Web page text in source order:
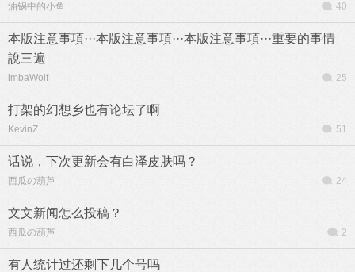
油锅中的小鱼 40
本版注意事項···本版注意事項···本版注意事項···重要的事情
說三遍
imbaWolf 25
打架的幻想乡也有论坛了啊
KevinZ 51
话说，下次更新会有白泽皮肤吗？
西瓜の葫芦 24
文文新闻怎么投稿？
西瓜の葫芦 2
有人统计过还剩下几个号吗